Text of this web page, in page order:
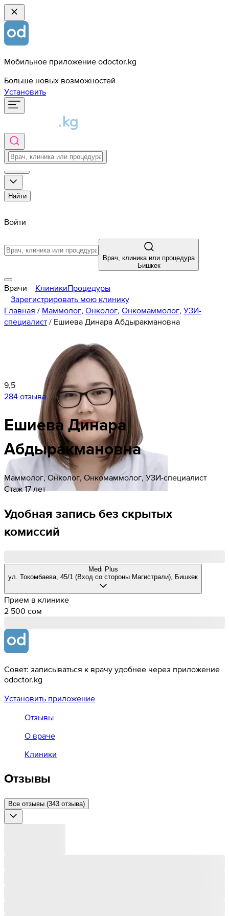
Мобильное приложение odoctor.kg
Больше новых возможностей
Установить
Найти
Войти
Врач, клиника или процедура
Бишкек
Врачи КлиникиПроцедуры
Зарегистрировать мою клинику
Главная / Маммолог, Онколог, Онкомаммолог, УЗИ-
специалист / Ешиева Динара Абдыракмановна
9,5
284 отзыва
ЕшиеваДинара
Абдыракмановна
Маммолог, Онколог, Онкомаммолог, УЗИ-специалист
Стаж 17 лет
Удобная запись без скрытых
комиссий
Medi Plus
ул. Токомбаева, 45/1 (Вход со стороны Магистрали), Бишкек
Прием в клинике
2 500 cом
Совет: записываться к врачу удобнее через приложение
odoctor.kg
Установить приложение
Отзывы
О враче
Клиники
Отзывы
Все отзывы (343 отзыва)